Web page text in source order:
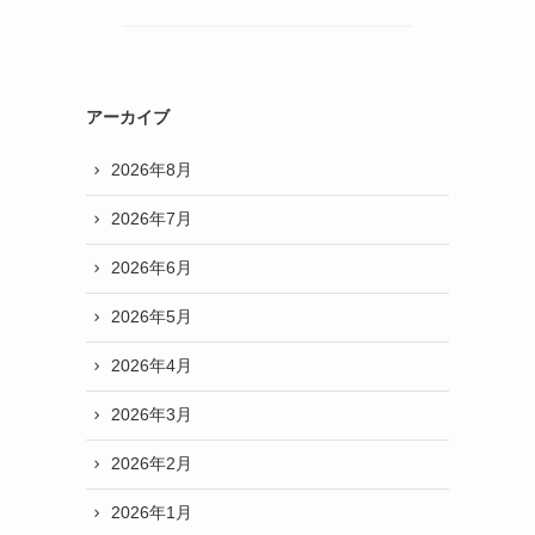
アーカイブ
2026年8月
2026年7月
2026年6月
2026年5月
2026年4月
2026年3月
2026年2月
2026年1月